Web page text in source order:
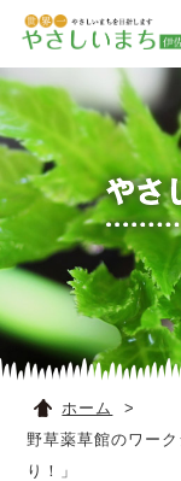
ホーム
野草薬草館のワー
り！」